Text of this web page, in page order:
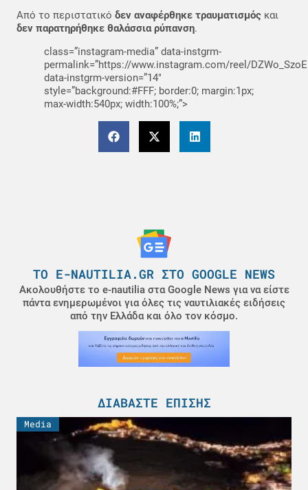
Από το περιστατικό δεν αναφέρθηκε τραυματισμός και
δεν παρατηρήθηκε θαλάσσια ρύπανση.
class=”instagram-media” data-instgrm-
permalink=”https://www.instagram.com/reel/
data-instgrm-version=”14″
style=”background:#FFF; border:0; margin:1px;
max-width:540px; width:100%;”>
ΤΟ E-NAUTILIA.GR ΣΤΟ GOOGLE NEWS
Ακολουθήστε το e-nautilia στα Google News για να είστε
πάντα ενημερωμένοι για όλες τις ναυτιλιακές ειδήσεις
από την Ελλάδα και όλο τον κόσμο.
ΔΙΑΒΆΣΤΕ ΕΠΊΣΗΣ
Media